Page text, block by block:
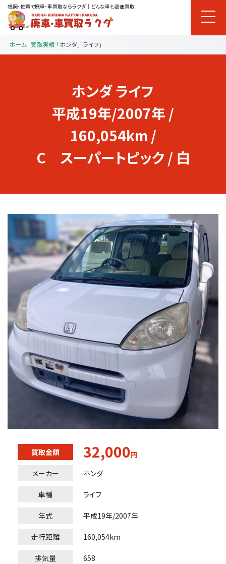
福岡・佐賀で廃車・車買取ならラクダ｜どんな車も高価買取
ホーム 買取実績 「ホンダ」「ライフ」
ホンダライフ
平成19年/2007年 /
160,054km /
C スーパートピック / 白
買取金額 32,000円
メーカー
ホンダ
車種 ライフ
年式 平成19年/2007年
走行距離 160,054km
排気量 658